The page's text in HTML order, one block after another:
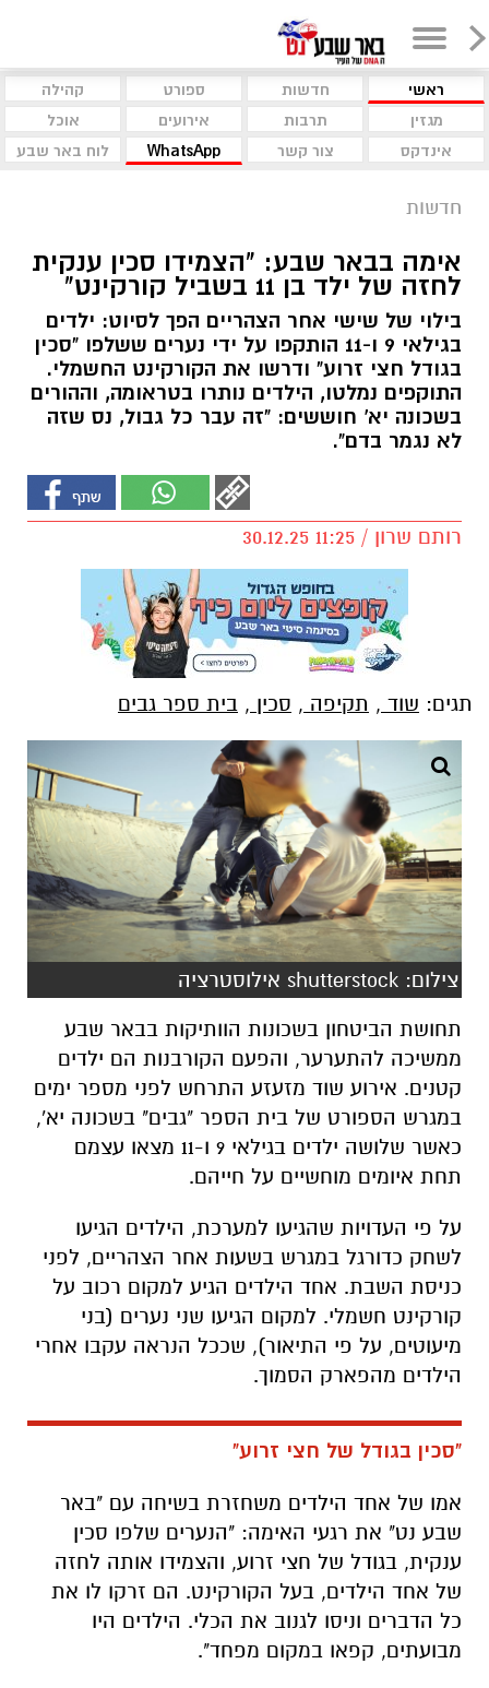
ראשי חדשות ספורט
קהילה
מגזין
תרבות אירועים
אוכל
אינדקס
צור קשר WhatsApp לוח באר שבע
חדשות
אימה בבאר שבע: "הצמידו סכין ענקית
לחזה של ילד בן 11 בשביל קורקינט"
בילוי של שישי אחר הצהריים הפך לסיוט: ילדים
בגילאי 9 ו-11 הותקפו על ידי נערים ששלפו "סכין
בגודל חצי זרוע" ודרשו את הקורקינט החשמלי.
התוקפים נמלטו, הילדים נותרו בטראומה, וההורים
בשכונה יא' חוששים: "זה עבר כל גבול, נס שזה
לא נגמר בדם".
רותם שרון / 11:25 30.12.25
תגים: שוד , תקיפה , סכין , בית ספר גבים
צילום: shutterstock אילוסטרציה
תחושת הביטחון בשכונות הוותיקות בבאר שבע
ממשיכה להתערער, והפעם הקורבנות הם ילדים
קטנים. אירוע שוד מזעזע התרחש לפני מספר ימים
במגרש הספורט של בית הספר "גבים" בשכונה יא',
כאשר שלושה ילדים בגילאי 9 ו-11 מצאו עצמם
תחת איומים מוחשיים על חייהם.
על פי העדויות שהגיעו למערכת, הילדים הגיעו
לשחק כדורגל במגרש בשעות אחר הצהריים, לפני
כניסת השבת. אחד הילדים הגיע למקום רכוב על
קורקינט חשמלי. למקום הגיעו שני נערים (בני
מיעוטים, על פי התיאור), שככל הנראה עקבו אחרי
הילדים מהפארק הסמוך.
"סכין בגודל של חצי זרוע"
אמו של אחד הילדים משחזרת בשיחה עם "באר
שבע נט" את רגעי האימה: "הנערים שלפו סכין
ענקית, בגודל של חצי זרוע, והצמידו אותה לחזה
של אחד הילדים, בעל הקורקינט. הם זרקו לו את
כל הדברים וניסו לגנוב את הכלי. הילדים היו
מבועתים, קפאו במקום מפחד".